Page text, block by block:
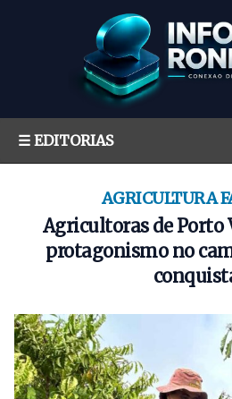
☰ EDITORIAS
AGRICULTURA
Agricultoras de Porto
protagonismo no